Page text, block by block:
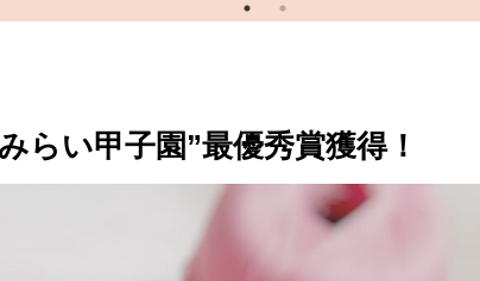
らい甲子園”最優秀賞獲得！